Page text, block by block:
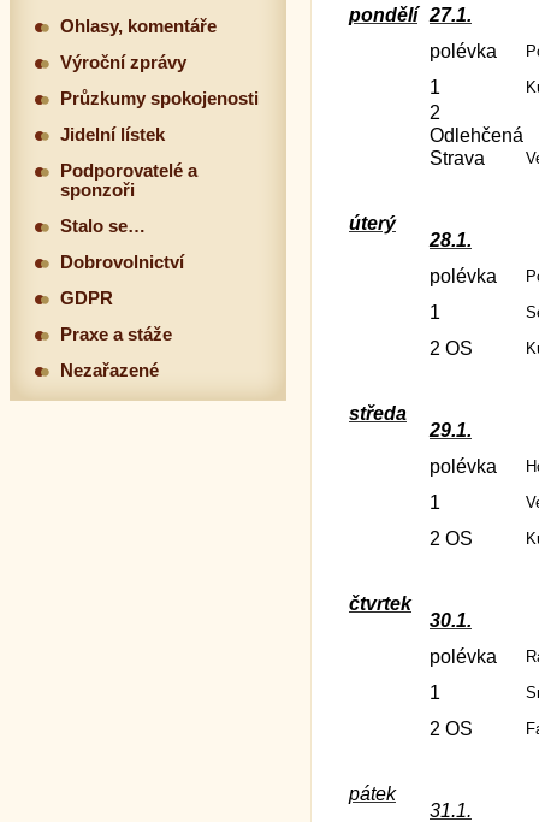
pondělí 27.1.
polévka
1
2
Odlehčená
Strava
úterý
28.1.
polévka
1
2 OS
středa
29.1.
polévka
1
2 OS
čtvrtek
30.1.
polévka
1
2 OS
pátek
31.1.
Ohlasy, komentáře
Výroční zprávy
Průzkumy spokojenosti
Jidelní lístek
Podporovatelé a
sponzoři
Stalo se…
Dobrovolnictví
GDPR
Praxe a stáže
Nezařazené